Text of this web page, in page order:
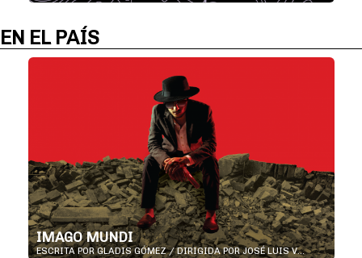
EN EL PAÍS
IMAGO MUNDI
ESCRITA POR GLADIS GÓMEZ / DIRIGIDA POR JOSÉ LUIS V...